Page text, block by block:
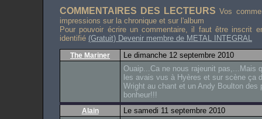
COMMENTAIRES DES LECTEURS Vos
impressions sur la chronique et sur l'album
Pour pouvoir écrire un commentaire, il faut être inscrit
identifié (Gratuit) Devenir membre de METAL INTEGRAL
The Mariner
Le dimanche 12 septembre 2010
Ouaip...Ca ne nous rajeunit pas,...Mais
les avais vus à Hyères et sur scène ça
Wright au chant et un Andy Boulton des
bonheur!!!
Alain
Le samedi 11 septembre 2010